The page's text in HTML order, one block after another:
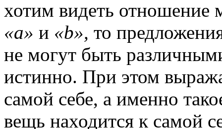
хотим видеть отношение
«а» и «b», то
не могут быть
истинно. При этом
самой себе, а именно
вещь находится к самой